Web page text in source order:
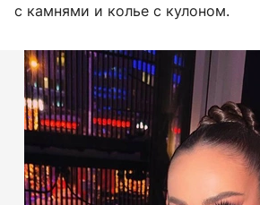
с камнями и колье с кулоном.